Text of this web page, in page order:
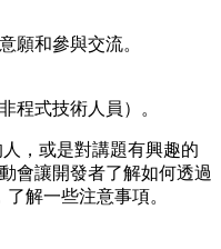
願和參與交流。
程式技術人員）。
，或是對講題有興趣的
會讓開發者了解如何透過
解一些注意事項。